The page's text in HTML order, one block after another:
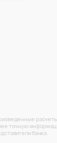
точную
банка.